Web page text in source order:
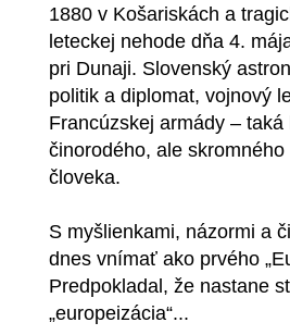
1880 v Košariskách a
leteckej nehode dňa 4.
pri Dunaji. Slovenský
politik a diplomat, vojnový
Francúzskej armády –
činorodého, ale skromného
človeka.
S myšlienkami, názormi a
dnes vnímať ako prvého
Predpokladal, že nastane
„europeizácia“...